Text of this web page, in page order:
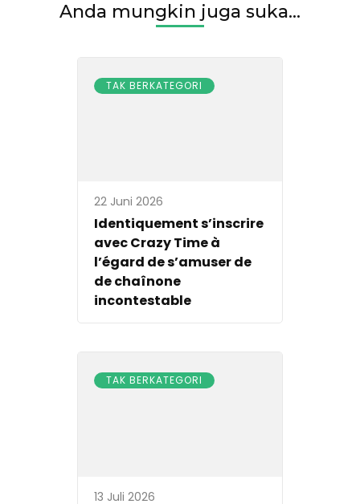
Anda mungkin juga suka...
TAK BERKATEGORI
22 Juni 2026
Identiquement s’inscrire
avec Crazy Time à
l’égard de s’amuser de
de chaînone
incontestable
TAK BERKATEGORI
13 Juli 2026